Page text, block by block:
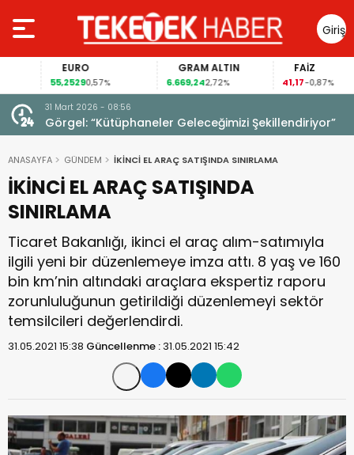
Giriş
Yap
EURO
55,25290,57%
GRAM ALTIN
6.669,242,72% -0,87%
31 Mart 2026 - 08:56
Görgel: “Kütüphaneler Geleceğimizi Şekillendiriyor”
ANASAYFA GÜNDEM İKİNCİ EL ARAÇ SATIŞINDA SINIRLAMA
İKİNCİ EL ARAÇ SATIŞINDA
SINIRLAMA
Ticaret Bakanlığı, ikinci el araç alım-satımıyla
ilgili yeni bir düzenlemeye imza attı. 8 yaş ve 160
bin km’nin altındaki araçlara ekspertiz raporu
zorunluluğunun getirildiği düzenlemeyi sektör
temsilcileri değerlendirdi.
31.05.2021 15:38 Güncellenme :31.05.2021 15:42